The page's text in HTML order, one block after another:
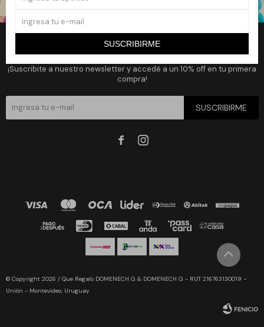
SUSCRIBIRME
Newsletter
¡Suscribite a nuestro newsletter y accedé a un 10% off en tu primera
compra!
SUSCRIBIRME
 
© Copyright 2026 / Que Regalo DOMENECH G & DOMENECH G - RUT 216763130019 -
Unión - Montevideo, Uruguay